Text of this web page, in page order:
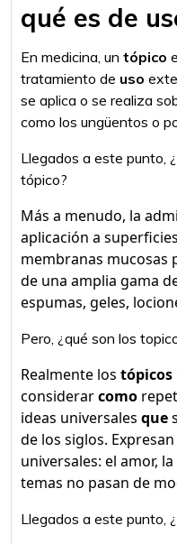
qué es de
En medicina, un tópico
tratamiento de uso
se aplica o se realiza
como los ungüentos o
Llegados a este punto,
tópico?
Más a menudo, la
aplicación a
membranas mucosas
de una amplia gama
espumas, geles,
Pero, ¿qué son los
Realmente los tópicos
considerarcomo
ideas universales que
de los siglos.
universales: el amor,
temas no pasan de
Llegados a este punto,